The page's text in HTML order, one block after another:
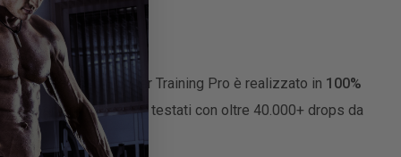
e forza. Il Bumper Training Pro è realizzato in 100%
Pro sono stati testati con oltre 40.000+ drops da